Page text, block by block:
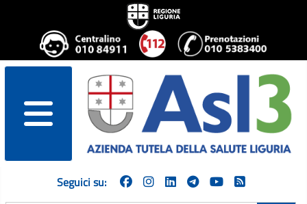
menu
Seguici su: